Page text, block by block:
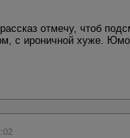
отмечу, чтоб
с ироничной хуже.